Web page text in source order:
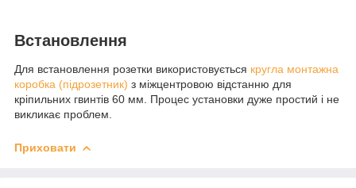
Встановлення
Для встановлення розетки використовується кругла монтажна
коробка (підрозетник) з міжцентровою відстанню для
кріпильних гвинтів 60 мм. Процес установки дуже простий і не
викликає проблем.
Приховати